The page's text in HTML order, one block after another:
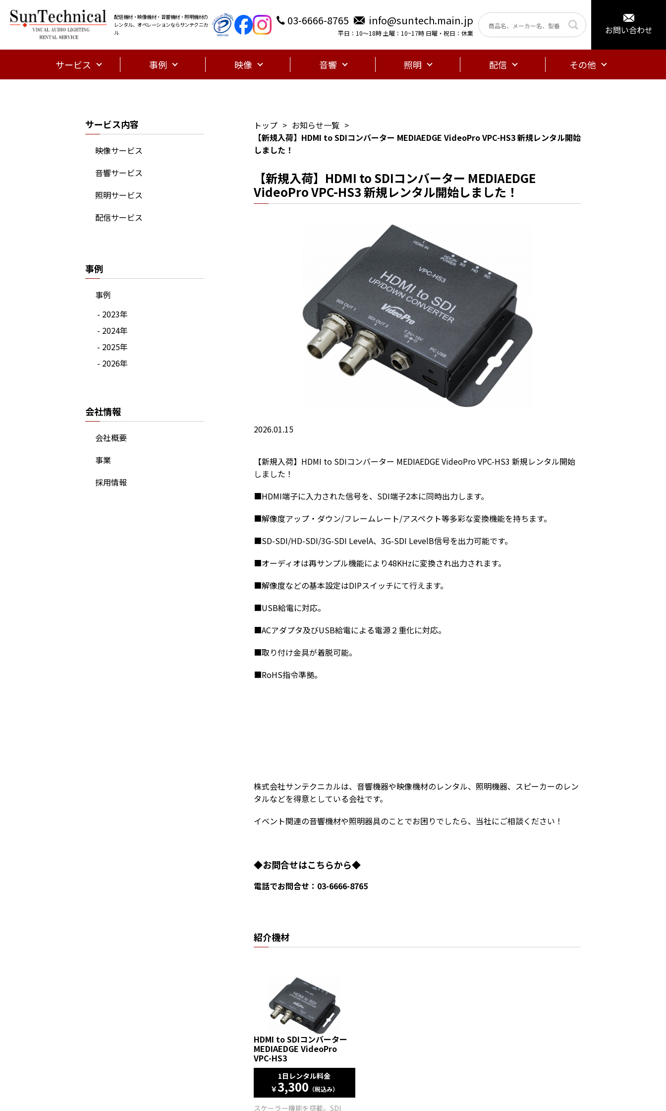
配信機材・映像機材・音響機材・照明機材の
レンタル、オペレーションならサンテクニカ
ル
03-6666-8765 info@suntech.main.jp
平日：10〜18時 土曜：10~17時 日曜・祝日：休業 お問い合わせ
サービス 事例 映像 音響 照明 配信 その他
サービス内容
映像サービス
音響サービス
照明サービス
配信サービス
事例
事例
- 2023年
- 2024年
- 2025年
- 2026年
会社情報
会社概要
事業
採用情報
トップ
お知らせ一覧
【新規入荷】HDMI to SDIコンバーター MEDIAEDGE VideoPro VPC-HS3 新規レンタル開始
しました！
【新規入荷】HDMI to SDIコンバーター MEDIAEDGE
VideoPro VPC-HS3 新規レンタル開始しました！
2026.01.15
【新規入荷】HDMI to SDIコンバーター MEDIAEDGE VideoPro VPC-HS3 新規レンタル開始
しました！
■HDMI端子に入力された信号を、SDI端子2本に同時出力します。
■解像度アップ・ダウン/フレームレート/アスペクト等多彩な変換機能を持ちます。
■SD-SDI/HD-SDI/3G-SDI LevelA、3G-SDI LevelB信号を出力可能です。
■オーディオは再サンプル機能により48KHzに変換され出力されます。
■解像度などの基本設定はDIPスイッチにて行えます。
■USB給電に対応。
■ACアダプタ及びUSB給電による電源２重化に対応。
■取り付け金具が着脱可能。
■RoHS指令準拠。
株式会社サンテクニカルは、音響機器や映像機材のレンタル、照明機器、スピーカーのレン
タルなどを得意としている会社です。
イベント関連の音響機材や照明器具のことでお困りでしたら、当社にご相談ください！
◆お問合せはこちらから◆
電話でお問合せ：03-6666-8765
紹介機材
HDMI to SDIコンバーター
MEDIAEDGE VideoPro
VPC-HS3
1日レンタル料金
￥3,300 （税込み）
スケーラー機能を搭載。SDI